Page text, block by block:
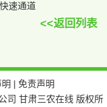
速通道
<<返回列表
| 免责声明
司 甘肃三农在线 版权所